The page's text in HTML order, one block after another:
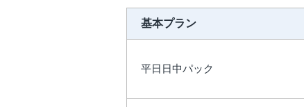
基本プラン
平日日中パック